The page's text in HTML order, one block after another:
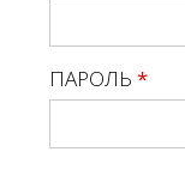
ПАРОЛЬ *